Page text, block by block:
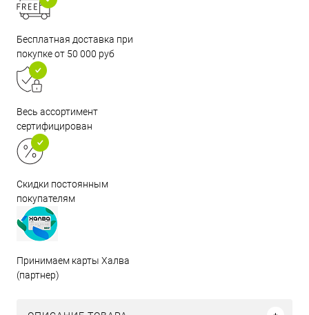
Бесплатная доставка при
покупке от 50 000 руб
Весь ассортимент
сертифицирован
Скидки постоянным
покупателям
Принимаем карты Халва
(партнер)